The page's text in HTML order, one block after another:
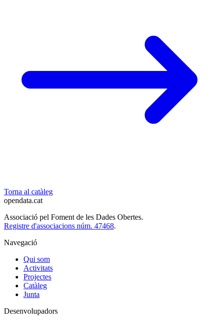
Torna al catàleg
opendata.cat
Associació pel Foment de les Dades Obertes.
Registre d'associacions núm. 47468.
Navegació
Qui som
Activitats
Projectes
Catàleg
Junta
Desenvolupadors